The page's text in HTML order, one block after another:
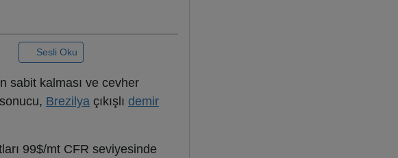
Sesli Oku
sabit kalması ve cevher
Brezilya çıkışlı demir
99$/mt CFR seviyesinde